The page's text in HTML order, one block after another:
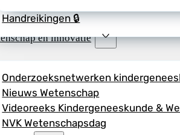
Handreikingen 🔒
en innovatie
Onderzoeksnetwerken
Nieuws Wetenschap
Videoreeks Kindergeneeskunde &
NVK Wetenschapsdag